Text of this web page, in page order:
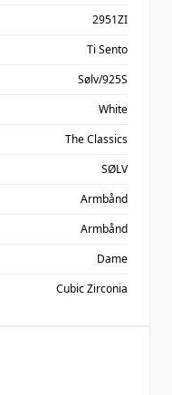
2951ZI
Ti Sento
Sølv/925S
White
The Classics
SØLV
Armbånd
Armbånd
Dame
Cubic Zirconia